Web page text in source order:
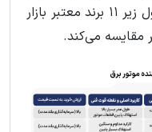
تصمیم‌گیری مهندسی و دقیق، جدول زیر ۱۱ برند معتبر بازار
مقایسه می‌کند.